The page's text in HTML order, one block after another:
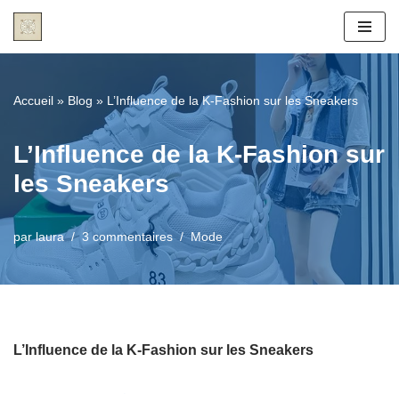
contenu
Accueil » Blog » L’Influence de la K-Fashion sur les Sneakers
L’Influence de la K-Fashion sur
les Sneakers
parlaura 3 commentaires Mode
L’Influence de la K-Fashion sur les Sneakers